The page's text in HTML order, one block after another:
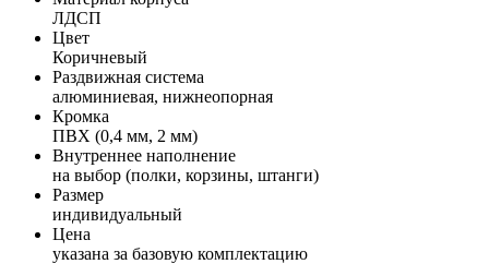
ЛДСП
Цвет
Коричневый
Раздвижная система
алюминиевая, нижнеопорная
Кромка
ПВХ (0,4 мм, 2 мм)
Внутреннее наполнение
на выбор (полки, корзины, штанги)
Размер
индивидуальный
Цена
указана за базовую комплектацию